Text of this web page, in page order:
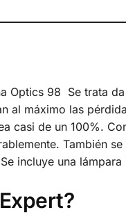
Optics 98 Se trata
al máximo las
casi de un 100%.
También
incluye una lámpara